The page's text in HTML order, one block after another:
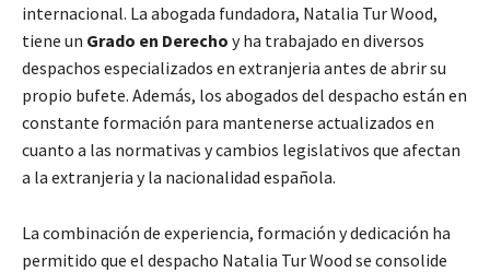
internacional. La abogada fundadora, Natalia Tur Wood,
tiene un Grado en Derecho y ha trabajado en diversos
despachos especializados en extranjeria antes de abrir su
propio bufete. Además, los abogados del despacho están en
constante formación para mantenerse actualizados en
cuanto a las normativas y cambios legislativos que afectan
a la extranjeria y la nacionalidad española.
La combinación de experiencia, formación y dedicación ha
permitido que el despacho Natalia Tur Wood se consolide